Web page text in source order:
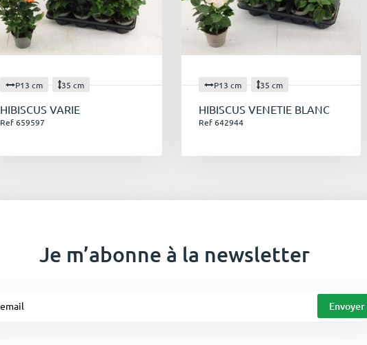
P13 cm 35 cm
HIBISCUS VARIE
Ref 659597
P13 cm 35 cm
HIBISCUS VENETIE BLANC
Ref 642944
Je m’abonne à la newsletter